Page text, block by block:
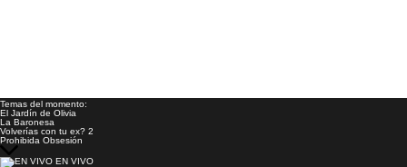
Temas del momento:
El Jardín de Olivia
La Baronesa
Volverías con tu ex? 2
Prohibida Obsesión
EN VIVO